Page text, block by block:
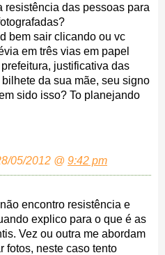
resistência das pessoas para
bem sair clicando ou vc
em três vias em papel
justificativa das
da sua mãe, seu signo
sido isso? To planejando
05/2012 @ 9:42 pm
encontro resistência e
explico para o que é as
Vez ou outra me abordam
fotos, neste caso tento